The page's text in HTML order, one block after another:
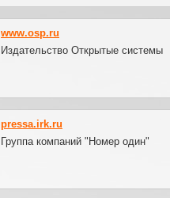
www.osp.ru
Издательство Открытые системы
pressa.irk.ru
Группа компаний "Номер один"